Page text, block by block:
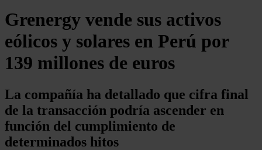
Grenergy vende sus activos
eólicos y solares en Perú por
139 millones de euros
La compañía ha detallado que cifra final
de la transacción podría ascender en
función del cumplimiento de
determinados hitos